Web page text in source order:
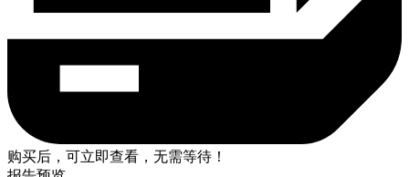
购买后，可立即查看，无需等待！